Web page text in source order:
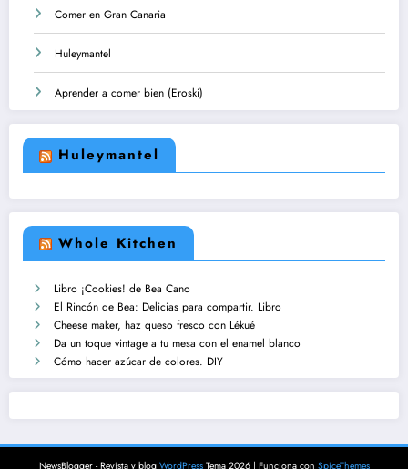
Comer en Gran Canaria
Huleymantel
Aprender a comer bien (Eroski)
Huleymantel
Whole Kitchen
Libro ¡Cookies! de Bea Cano
El Rincón de Bea: Delicias para compartir. Libro
Cheese maker, haz queso fresco con Lékué
Da un toque vintage a tu mesa con el enamel blanco
Cómo hacer azúcar de colores. DIY
NewsBlogger - Revista y blog WordPressTema 2026 | Funciona con SpiceThemes